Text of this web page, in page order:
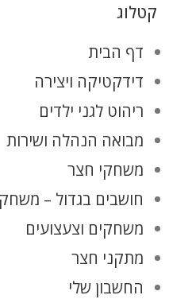
קטלוג
דף הבית
דידקטיקה ויצירה
ריהוט לגני ילדים
מבואה הנהלה ושירות
משחקי חצר
חושבים בגדול –
משחקים וצעצועים
מתקני חצר
החשבון שלי